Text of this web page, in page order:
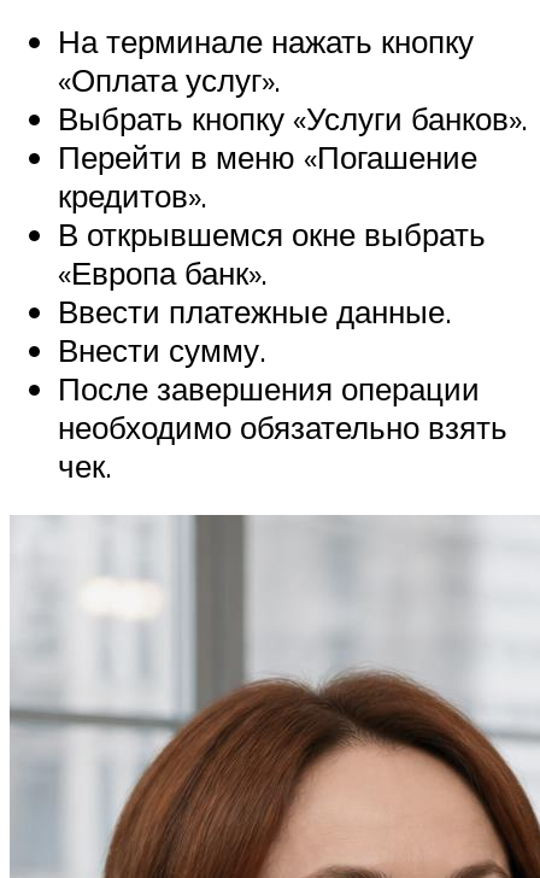
На терминале нажать кнопку
«Оплата услуг».
Выбрать кнопку «Услуги банков».
Перейти в меню «Погашение
кредитов».
В открывшемся окне выбрать
«Европа банк».
Ввести платежные данные.
Внести сумму.
После завершения операции
необходимо обязательно взять
чек.